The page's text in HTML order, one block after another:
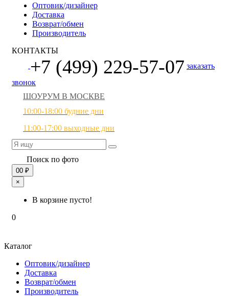
Оптовик/дизайнер
Доставка
Возврат/обмен
Производитель
КОНТАКТЫ
+7 (499) 229-57-07 заказать
звонок
ШОУРУМ В МОСКВЕ
10:00-18:00 будние дни
11:00-17:00 выходные дни
Поиск по фото
00 ₽
×
В корзине пусто!
0
Каталог
Оптовик/дизайнер
Доставка
Возврат/обмен
Производитель